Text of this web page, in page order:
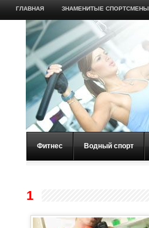
ГЛАВНАЯ ЗНАМЕНИТЫЕ СПОРТСМЕНЫ
Фитнес Водный спорт
1